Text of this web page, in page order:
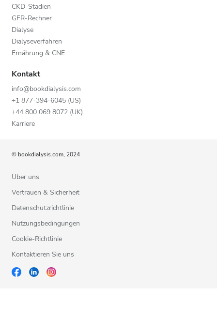
CKD-Stadien
GFR-Rechner
Dialyse
Dialyseverfahren
Ernährung & CNE
Kontakt
info@bookdialysis.com
+1 877-394-6045 (US)
+44 800 069 8072 (UK)
Karriere
© bookdialysis.com, 2024
Über uns
Vertrauen & Sicherheit
Datenschutzrichtlinie
Nutzungsbedingungen
Cookie-Richtlinie
Kontaktieren Sie uns